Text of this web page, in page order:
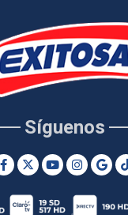
Síguenos